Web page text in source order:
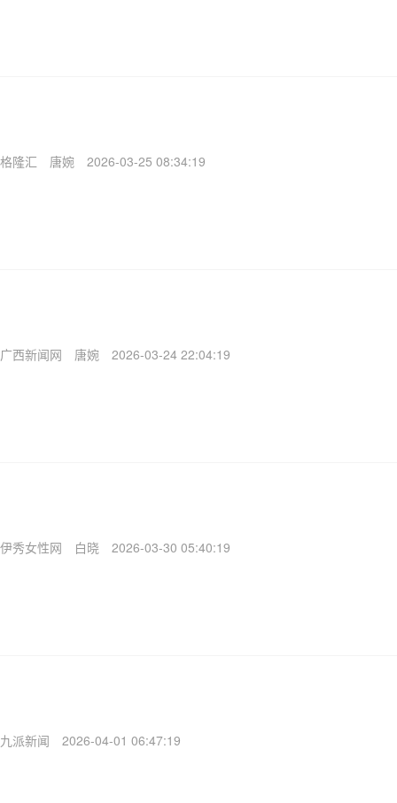
格隆汇 唐婉 2026-03-25 08:34:19
广西新闻网 唐婉 2026-03-24 22:04:19
伊秀女性网 白晓 2026-03-30 05:40:19
九派新闻 2026-04-01 06:47:19